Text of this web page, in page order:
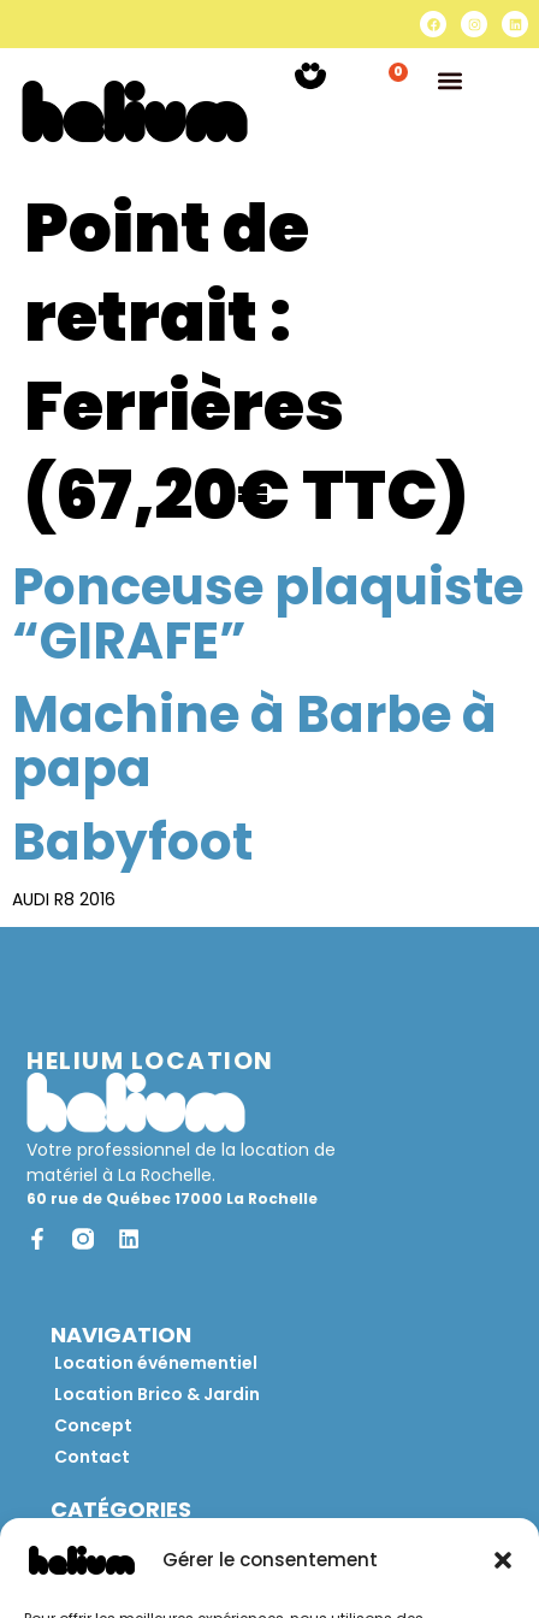
Gérer le consentement
0
Point de
retrait :
Ferrières
(67,20€ TTC)
Ponceuse plaquiste
“GIRAFE”
Machine à Barbe à
papa
Babyfoot
AUDI R8 2016
HELIUM LOCATION
Votre professionnel de la location de
matériel à La Rochelle.
60 rue de Québec 17000 La Rochelle
NAVIGATION
Location événementiel
Location Brico & Jardin
Concept
Contact
CATÉGORIES
Mobilier